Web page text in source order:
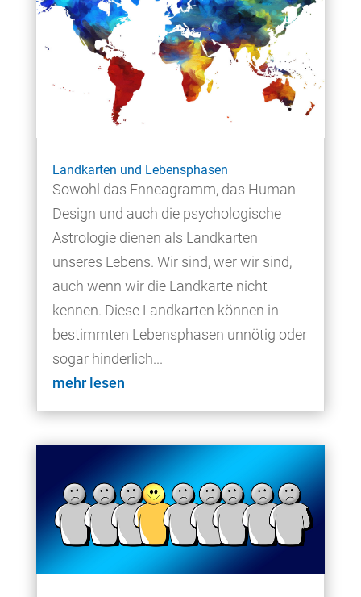
Landkarten und Lebensphasen
Sowohl das Enneagramm, das Human
Design und auch die psychologische
Astrologie dienen als Landkarten
unseres Lebens. Wir sind, wer wir sind,
auch wenn wir die Landkarte nicht
kennen. Diese Landkarten können in
bestimmten Lebensphasen unnötig oder
sogar hinderlich...
mehr lesen